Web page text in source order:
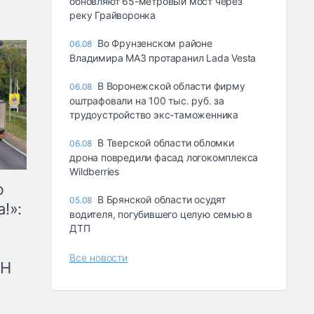
реку Грайворонка
06.08 Во Фрунзенском районе
Владимира МАЗ протаранил Lada Vesta
06.08 В Воронежской области фирму
оштрафовали на 100 тыс. руб. за
трудоустройство экс-таможенника
06.08 В Тверской области обломки
дрона повредили фасад логокомплекса
Wildberries
05.08 В Брянской области осудят
водителя, погубившего целую семью в
ДТП
Все новости